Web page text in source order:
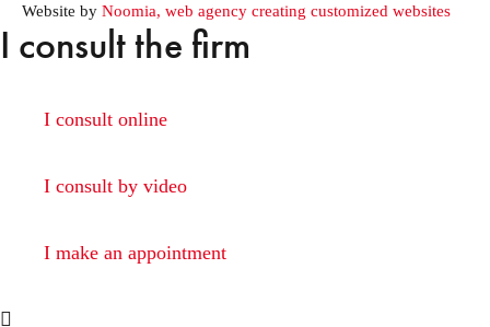
Website by Noomia, web agency creating customized websites
I consult the firm
I consult online
I consult by video
I make an appointment